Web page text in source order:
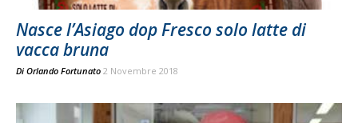
Nasce l’Asiago dop Fresco solo latte di
vacca bruna
Di Orlando Fortunato 2 Novembre 2018